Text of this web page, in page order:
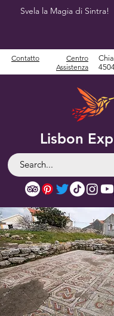
Svela la Magia di Sintra!
Lisbon
Contatto
Centro
Assistenza